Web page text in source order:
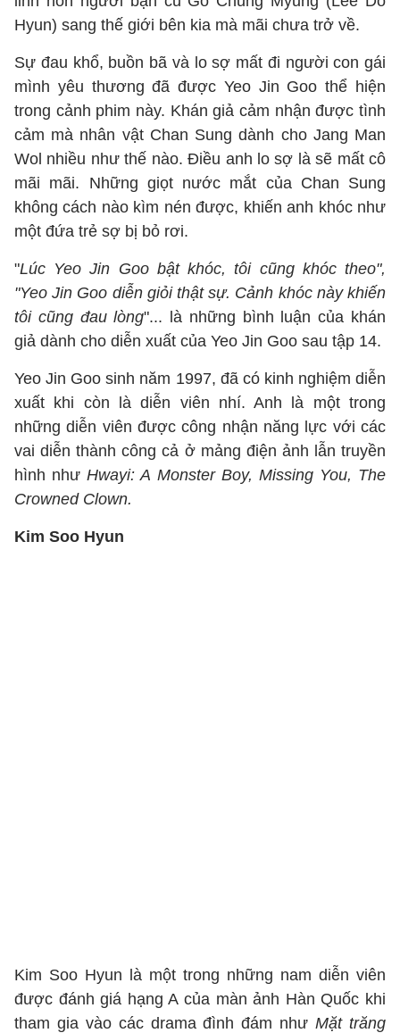
Hyun) sang thế giới bên kia mà mãi chưa trở về.
Sự đau khổ, buồn bã và lo sợ mất đi người con gái
mình yêu thương đã được Yeo Jin Goo thể hiện
trong cảnh phim này. Khán giả cảm nhận được tình
cảm mà nhân vật Chan Sung dành cho Jang Man
Wol nhiều như thế nào. Điều anh lo sợ là sẽ mất cô
mãi mãi. Những giọt nước mắt của Chan Sung
không cách nào kìm nén được, khiến anh khóc như
một đứa trẻ sợ bị bỏ rơi.
"Lúc Yeo Jin Goo bật khóc, tôi cũng khóc theo",
"Yeo Jin Goo diễn giỏi thật sự. Cảnh khóc này khiến
tôi cũng đau lòng"... là những bình luận của khán
giả dành cho diễn xuất của Yeo Jin Goo sau tập 14.
Yeo Jin Goo sinh năm 1997, đã có kinh nghiệm diễn
xuất khi còn là diễn viên nhí. Anh là một trong
những diễn viên được công nhận năng lực với các
vai diễn thành công cả ở mảng điện ảnh lẫn truyền
hình nhưHwayi: A Monster Boy, Missing You, The
Crowned Clown.
Kim Soo Hyun
Kim Soo Hyun là một trong những nam diễn viên
được đánh giá hạng A của màn ảnh Hàn Quốc khi
tham gia vào các drama đình đám nhưMặt trăng